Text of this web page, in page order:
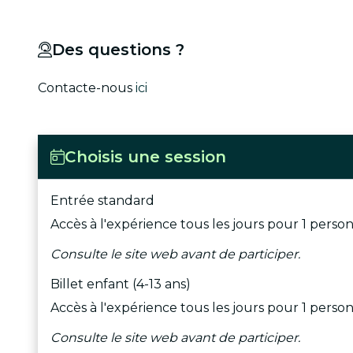
Des questions ?
Contacte-nous ici
Choisis une session
Entrée standard
Accès à l'expérience tous les jours pour 1
Consulte le site web avant de participer.
Billet enfant (4-13 ans)
Accès à l'expérience tous les jours pour 1
Consulte le site web avant de participer.